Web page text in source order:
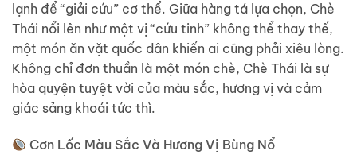
lạnh để “giải cứu” cơ thể. Giữa hàng tá lựa chọn, Chè
Thái nổi lên như một vị “cứu tinh” không thể thay thế,
một món ăn vặt quốc dân khiến ai cũng phải xiêu lòng.
Không chỉ đơn thuần là một món chè, Chè Thái là sự
hòa quyện tuyệt vời của màu sắc, hương vị và cảm
giác sảng khoái tức thì.
Cơn Lốc Màu Sắc Và Hương Vị Bùng Nổ